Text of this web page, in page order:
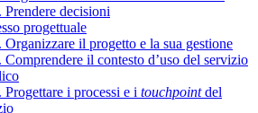
Prendere decisioni
progettuale
Organizzare il progetto e la sua gestione
Comprendere il contesto d’uso del servizio
Progettare i processi e i touchpointdel